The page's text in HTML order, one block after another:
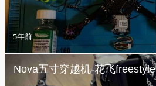
5年前
Nova五寸穿越机-花飞freestyle